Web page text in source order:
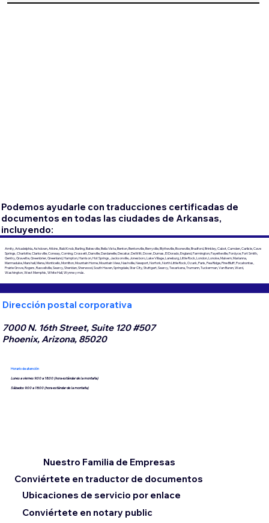
Podemos ayudarle con traducciones certificadas de
documentos en todas las ciudades de Arkansas,
incluyendo:
Amity, Arkadelphia, Ashdown, Atkins, Bald Knob, Barling, Batesville, Bella Vista, Benton, Bentonville, Berryville, Blytheville, Booneville, Bradford, Brinkley, Cabot, Camden, Carlisle, Cave
Springs, Charlotte, Clarksville, Conway, Corning, Crossett, Danville, Dardanelle, Decatur, DeWitt, Dover, Dumas, El Dorado, England, Farmington, Fayetteville, Fordyce, Fort Smith,
Gentry, Gravette, Greenbrier, Greenland, Hampton, Harrison, Hot Springs, Jacksonville, Jonesboro, Lake Village, Laneburg, Little Rock, London, Lonoke, Malvern, Marianna,
Marmaduke, Marshall, Mena, Monticello, Morrilton, Mountain Home, Mountain View, Nashville, Newport, Norfork, North Little Rock, Ozark, Paris, Pea Ridge, Pine Bluff, Pocahontas,
Prairie Grove, Rogers, Russellville, Searcy, Sheridan, Sherwood, South Haven, Springdale, Star City, Stuttgart, Searcy, Texarkana, Trumann, Tuckerman, Van Buren, Ward,
Washington, West Memphis, White Hall, Wynne y más.
Dirección postal corporativa
7000 N. 16th Street, Suite 120 #507
Phoenix, Arizona, 85020
Horario de atención
Lunes a viernes 9:00 a 18:00 (hora estándar de la montaña)
Sábados 9:00 a 18:00 (hora estándar de la montaña)
Conviértete en traductor de documentos
Ubicaciones de servicio por enlace
Nuestro Familia de Empresas
Conviértete en notary public